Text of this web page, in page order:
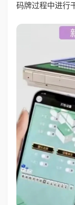
码牌过程中进行